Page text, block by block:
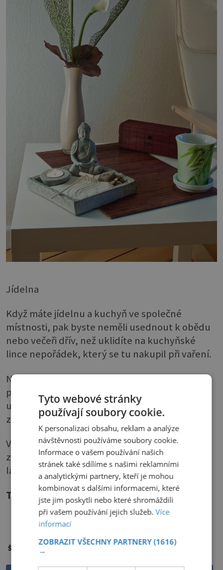
Jídelna
Když máte jídelnu a kuchyň ve společné
místnosti, pak byste neměli usednout k obědu
nebo večeři dřív, než uklidíte na kuchyňské
lince nepořádek, který se tu nakupil při vaření.
Nádobí se snadno umístí do myčky, utěrku
pověste, pracovní desku setřete, potraviny
ukliďte. Můžete také ztlumit centrální světlo a
zapálit svíčky na jídelním stole.
Východní esoterici jsou si jisti, že pro dobré
zažívání je nezbytná při stolování přívětivá,
laskavá a klidná atmosféra.
Text
: Dana Pešková,Foto: PX FUEL
PŘEHRÁT ČLÁNEK
Štítky: kuchyň
Tyto webové stránky
používají soubory cookie.
K personalizaci obsahu, reklam a analýze
návštěvnosti používáme soubory cookie.
Informace o vašem používání našich
stránek také sdílíme s našimi reklamními
a analytickými partnery, kteří je mohou
kombinovat s dalšími informacemi, které
jste jim poskytli nebo které shromáždili
při vašem používání jejich služeb.Více
informací
ZOBRAZIT VŠECHNY PARTNERY(1616)
→